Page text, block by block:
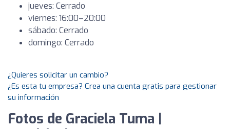
jueves: Cerrado
viernes: 16:00–20:00
sábado: Cerrado
domingo: Cerrado
¿Quieres solicitar un cambio?
¿Es esta tu empresa? Crea una cuenta gratis para gestionar
su información
Fotos de Graciela Tuma |